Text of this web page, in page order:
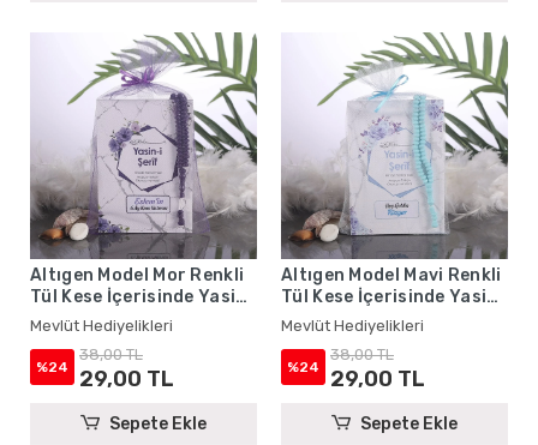
Altıgen Model Mor Renkli
Tül Kese İçerisinde Yasin
Kitabı ve Tesbih - Mevlüt
Hediyelikleri
Mevlüt Hediyelikleri
%24
38,00 TL
29,00 TL
Sepete Ekle
Altıgen Model Mavi Renkli
Tül Kese İçerisinde Yasin
Kitabı ve Tesbih - Mevlüt
Hediyelikleri
Mevlüt Hediyelikleri
%24
38,00 TL
29,00 TL
Sepete Ekle